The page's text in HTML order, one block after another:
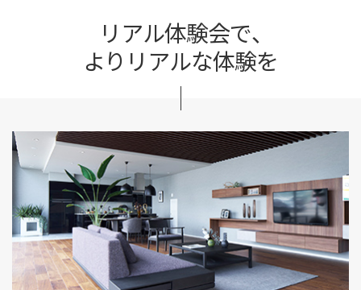
リアル体験会で、
よりリアルな体験を